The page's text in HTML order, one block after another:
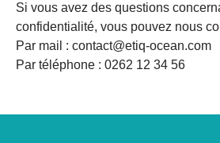
Si vous avez des questions
confidentialité, vous pouvez nous
Par mail : contact@etiq-ocean.com
Par téléphone : 0262 12 34 56